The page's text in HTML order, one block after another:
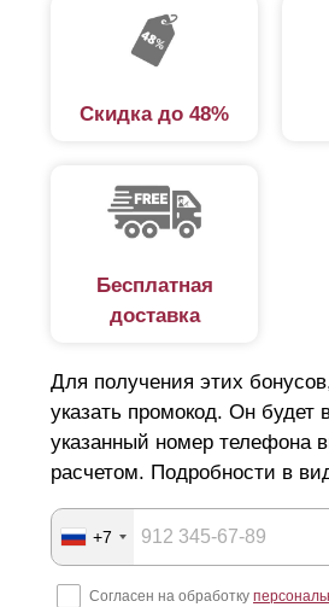
Скидка до 48%
Бесплатная
доставка
Для получения этих
указать промокод. Он будет
указанный номер телефона
расчетом. Подробности в
+7
Согласен на обработку